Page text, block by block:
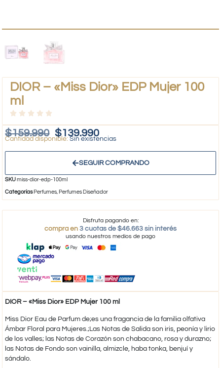
DIOR – «Miss Dior» EDP Mujer 100
ml
$159.990 $139.990
Sin existencias
SEGUIR COMPRANDO
SKUmiss-dior-edp-100ml
Categorías Perfumes, Perfumes Diseñador
Disfruta pagando en:
compra en 3 cuotas de $46.663 sin interés
usando nuestros medios de pago
DIOR – «Miss Dior» EDP Mujer 100 ml
Miss Dior Eau de Parfum de;es una fragancia de la familia olfativa
Ámbar Floral para Mujeres.;Las Notas de Salida son iris, peonía y lirio
de los valles; las Notas de Corazón son chabacano, rosa y durazno;
las Notas de Fondo son vainilla, almizcle, haba tonka, benjuí y
sándalo.